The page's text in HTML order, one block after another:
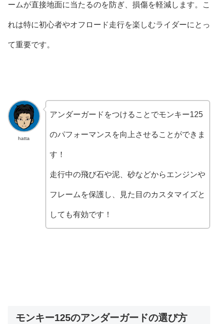
ームが直接地面に当たるのを防ぎ、損傷を軽減します。こ
れは特に初心者やオフロード走行を楽しむライダーにとっ
て重要です。
hatta
アンダーガードをつけることでモンキー125
のパフォーマンスを向上させることができま
す！
走行中の飛び石や泥、砂などからエンジンや
フレームを保護し、見た目のカスタマイズと
しても有効です！
モンキー125のアンダーガードの選び方